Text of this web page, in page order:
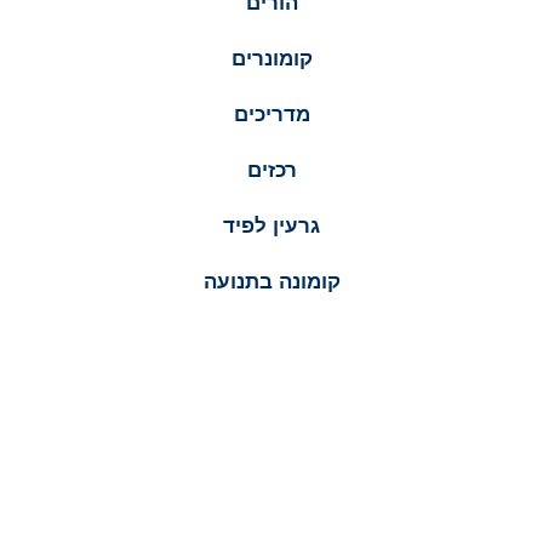
קומונרים
מדריכים
רכזים
גרעין לפיד
קומונה בתנועה